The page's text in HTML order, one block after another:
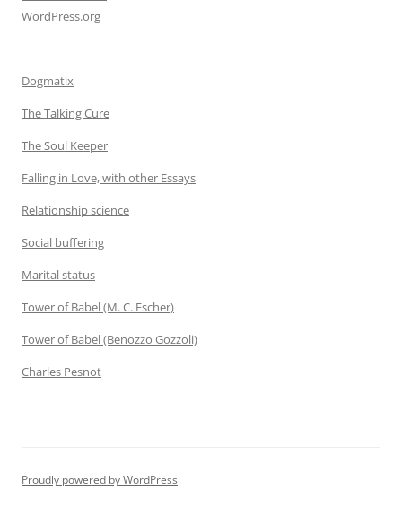
WordPress.org
Dogmatix
The Talking Cure
The Soul Keeper
Falling in Love, with other Essays
Relationship science
Social buffering
Marital status
Tower of Babel (M. C. Escher)
Tower of Babel (Benozzo Gozzoli)
Charles Pesnot
Proudly powered by WordPress